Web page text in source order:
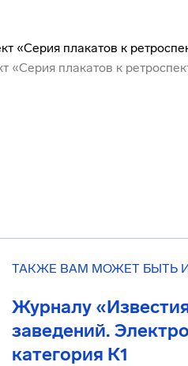
ТАКЖЕ ВАМ МОЖЕТ БЫТЬ
Журналу
заведений.
категория К1